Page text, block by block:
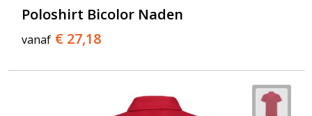
Poloshirt Bicolor Naden
vanaf € 27,18